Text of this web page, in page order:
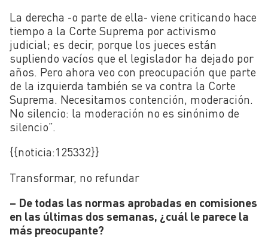
La derecha -o parte de ella- viene criticando hace
tiempo a la Corte Suprema por activismo
judicial; es decir, porque los jueces están
supliendo vacíos que el legislador ha dejado por
años. Pero ahora veo con preocupación que parte
de la izquierda también se va contra la Corte
Suprema. Necesitamos contención, moderación.
No silencio: la moderación no es sinónimo de
silencio”.
{{noticia:125332}}
Transformar, no refundar
– De todas las normas aprobadas en comisiones
en las últimas dos semanas, ¿cuál le parece la
más preocupante?